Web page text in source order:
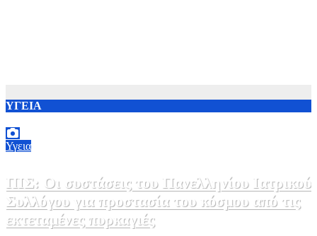
ΥΓΕΙΑ
Υγεια
ΠΙΣ: Οι συστάσεις του Πανελληνίου Ιατρικού
Συλλόγου για προστασία του κόσμου από τις
εκτεταμένες πυρκαγιές